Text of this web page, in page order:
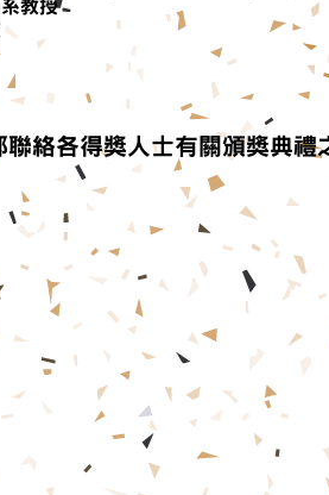
教授
絡各得獎人士有關頒獎典禮